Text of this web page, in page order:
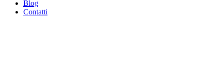
Blog
Contatti